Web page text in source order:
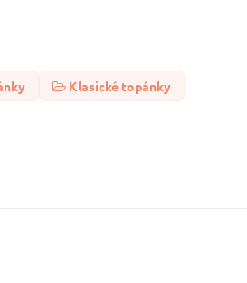
Klasické topánky